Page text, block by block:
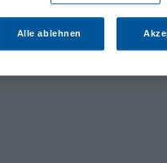
Alle ablehnen